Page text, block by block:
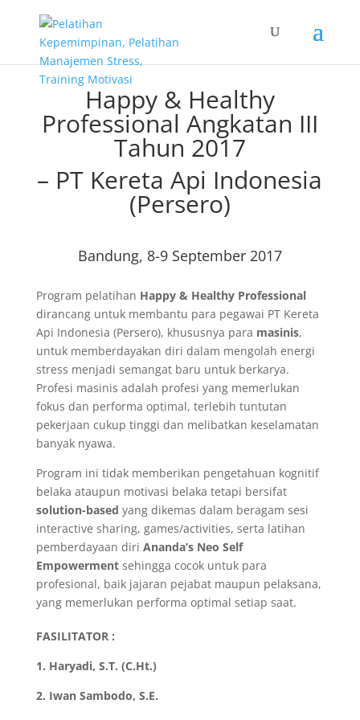
Happy & Healthy
Professional Angkatan III
Tahun 2017
– PT Kereta Api Indonesia
(Persero)
Bandung, 8-9 September 2017
Program pelatihan Happy & Healthy Professional
dirancang untuk membantu para pegawai PT Kereta
Api Indonesia (Persero), khususnya para masinis,
untuk memberdayakan diri dalam mengolah energi
stress menjadi semangat baru untuk berkarya.
Profesi masinis adalah profesi yang memerlukan
fokus dan performa optimal, terlebih tuntutan
pekerjaan cukup tinggi dan melibatkan keselamatan
banyak nyawa.
Program ini tidak memberikan pengetahuan kognitif
belaka ataupun motivasi belaka tetapi bersifat
solution-based yang dikemas dalam beragam sesi
interactive sharing, games/activities, serta latihan
pemberdayaan diri Ananda’s Neo Self
Empowermentsehingga cocok untuk para
profesional, baik jajaran pejabat maupun pelaksana,
yang memerlukan performa optimal setiap saat.
FASILITATOR :
1. Haryadi, S.T. (C.Ht.)
2. Iwan Sambodo, S.E.